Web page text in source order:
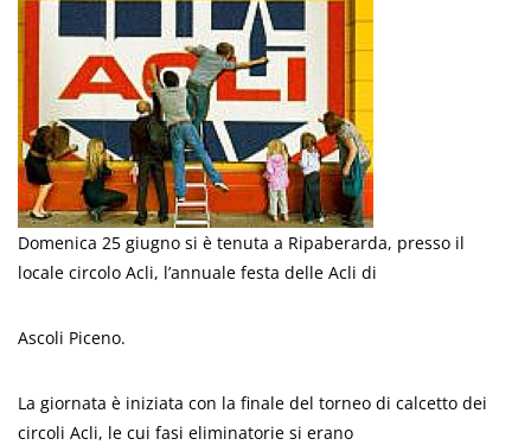
Domenica 25 giugno si è tenuta a Ripaberarda, presso il
locale circolo Acli, l’annuale festa delle Acli di
Ascoli Piceno.
La giornata è iniziata con la finale del torneo di calcetto dei
circoli Acli, le cui fasi eliminatorie si erano